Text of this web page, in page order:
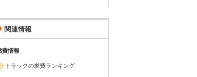
関連情報
費情報
トラックの燃費ランキング